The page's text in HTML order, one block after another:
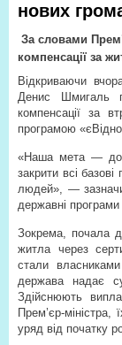
нових
За словами
компенсації за
Відкриваючи
Денис Шмигаль
компенсації за
програмою
«Наша мета —
закрити всі
людей», —
державні
Зокрема, почала
житла через
стали
держава надає
Здійснюють
Прем’єр-
уряд від початку